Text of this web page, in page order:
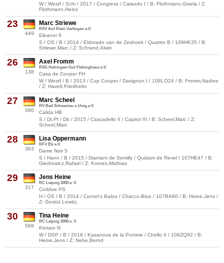
W / Westf / Schi / 2017 / Congress / Calando I / B: Flothmann,Gisela / Z:
Flothmann,Heinz
23
449
Marc Striewe
RSV Auf Klein Varlingen e.V.
Eleanor 6
S / OS / B / 2014 / Eldorado van de Zeshoek / Quattro B / 109HK35 / B:
Striewe,Marc / Z: Schrand,Alwin
26
138
Axel Fromm
RSG Hattingen-Gut Flehinghaus e.V.
Casa de Cooper FH
W / Westf / B / 2013 / Cup Cooper / Davignon I / 108LO24 / B: Fromm,Nadine
/ Z: Havelt,Friedhelm
27
080
Marc Scheel
RV Bad Schwartau u.Umg.e.V.
Calida HB
S / Dt.Pf / Db / 2015 / Cascadello II / Capitol III / B: Scheel,Marc / Z:
Scheel,Marc
28
363
Lisa Oppermann
RFV Elz e.V.
Dame Noir 5
S / Hann / B / 2015 / Diamant de Semilly / Quidam de Revel / 107HE47 / B:
Giedrowicz,Rafael / Z: Kornes,Mathias
29
317
Jens Heine
RC Leipzig 2000 e. V.
Corblue PS
H / OS / B / 2014 / Cornet's Balou / Chacco-Blue / 107BA80 / B: Heine,Jens /
Z: Gestüt Lewitz,
30
568
Tina Heine
RC Leipzig 2000 e. V.
Kintaro N
W / DSP / B / 2018 / Kasanova de la Pomme / Chello II / 108ZQ92 / B:
Heine,Jens / Z: Nebe,Bernd